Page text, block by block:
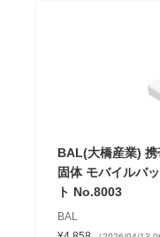
BAL(大橋産業)
固体 モバイルバ
ト No.8003
BAL